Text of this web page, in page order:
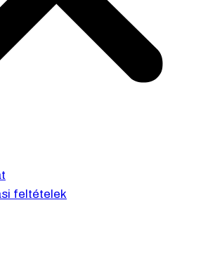
feltételek